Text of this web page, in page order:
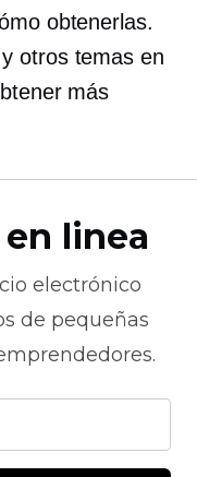
obtenerlas.
otros temas en
más
linea
electrónico
de pequeñas